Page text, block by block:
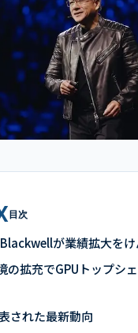
目次
が業績拡大をけ
の拡充でGPUトップシ
された最新動向